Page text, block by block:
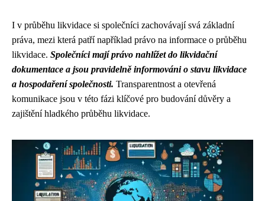
I v průběhu likvidace si společníci zachovávají svá základní
práva, mezi která patří například právo na informace o průběhu
likvidace. Společníci mají právo nahlížet do likvidační
dokumentace a jsou pravidelně informováni o stavu likvidace
a hospodaření společnosti. Transparentnost a otevřená
komunikace jsou v této fázi klíčové pro budování důvěry a
zajištění hladkého průběhu likvidace.